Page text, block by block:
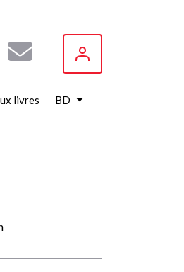
livres BD